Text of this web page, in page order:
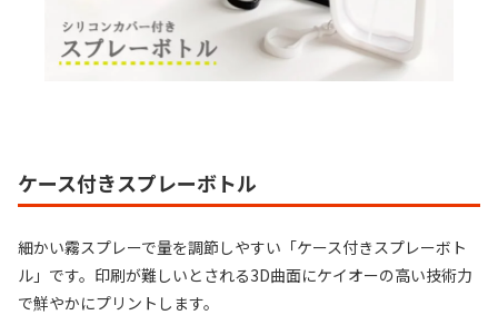
ケース付きスプレーボトル
細かい霧スプレーで量を調節しやすい「ケース付きスプレーボト
ル」です。印刷が難しいとされる3D曲面にケイオーの高い技術力
で鮮やかにプリントします。